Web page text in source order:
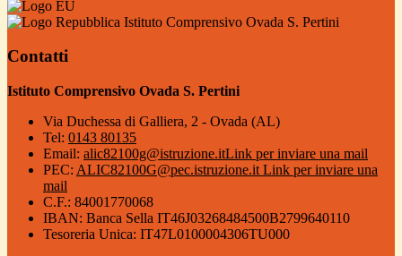
Istituto Comprensivo Ovada S. Pertini
Contatti
Istituto Comprensivo Ovada S. Pertini
Via Duchessa di Galliera, 2 - Ovada (AL)
Tel: 0143 80135
Email: alic82100g@istruzione.itLink per inviare una mail
PEC: ALIC82100G@pec.istruzione.it Link per inviare una
mail
C.F.: 84001770068
IBAN: Banca Sella IT46J03268484500B2799640110
Tesoreria Unica: IT47L0100004306TU000